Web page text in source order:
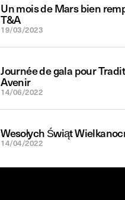
Un mois de Mars bien
T&A
19/03/2023
Journée de gala pour
Avenir
14/06/2022
Wesołych Świąt
14/04/2022